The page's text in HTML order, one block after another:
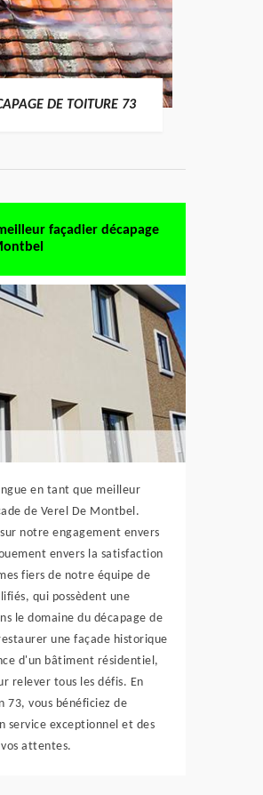
DE TOITURE 73
façadier décapage
en tant que meilleur
de Verel De Montbel.
notre engagement envers
envers la satisfaction
fiers de notre équipe de
qui possèdent une
le domaine du décapage de
une façade historique
d'un bâtiment résidentiel,
relever tous les défis. En
73, vous bénéficiez de
service exceptionnel et des
attentes.